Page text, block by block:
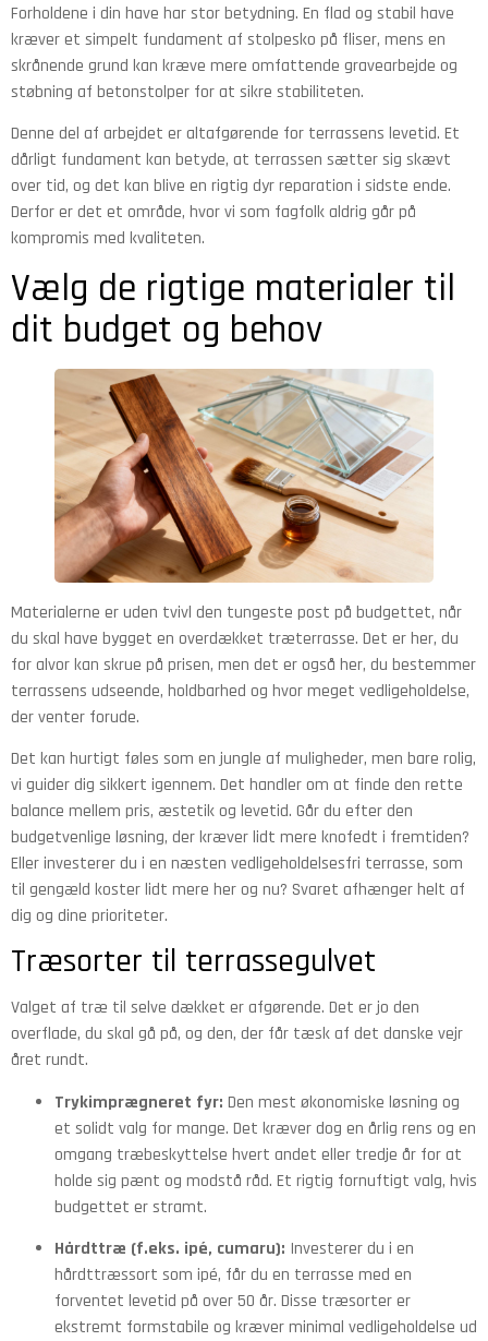
Forholdene i din have har stor betydning. En flad og stabil have
kræver et simpelt fundament af stolpesko på fliser, mens en
skrånende grund kan kræve mere omfattende gravearbejde og
støbning af betonstolper for at sikre stabiliteten.
Denne del af arbejdet er altafgørende for terrassens levetid. Et
dårligt fundament kan betyde, at terrassen sætter sig skævt
over tid, og det kan blive en rigtig dyr reparation i sidste ende.
Derfor er det et område, hvor vi som fagfolk aldrig går på
kompromis med kvaliteten.
Vælg de rigtige materialer til
dit budget og behov
Materialerne er uden tvivl den tungeste post på budgettet, når
du skal have bygget en overdækket træterrasse. Det er her, du
for alvor kan skrue på prisen, men det er også her, du bestemmer
terrassens udseende, holdbarhed og hvor meget vedligeholdelse,
der venter forude.
Det kan hurtigt føles som en jungle af muligheder, men bare rolig,
vi guider dig sikkert igennem. Det handler om at finde den rette
balance mellem pris, æstetik og levetid. Går du efter den
budgetvenlige løsning, der kræver lidt mere knofedt i fremtiden?
Eller investerer du i en næsten vedligeholdelsesfri terrasse, som
til gengæld koster lidt mere her og nu? Svaret afhænger helt af
dig og dine prioriteter.
Træsorter til terrassegulvet
Valget af træ til selve dækket er afgørende. Det er jo den
overflade, du skal gå på, og den, der får tæsk af det danske vejr
året rundt.
Trykimprægneret fyr: Den mest økonomiske løsning og
et solidt valg for mange. Det kræver dog en årlig rens og en
omgang træbeskyttelse hvert andet eller tredje år for at
holde sig pænt og modstå råd. Et rigtig fornuftigt valg, hvis
budgettet er stramt.
Hårdttræ (f.eks. ipé, cumaru): Investerer du i en
hårdttræssort som ipé, får du en terrasse med en
forventet levetid på over 50 år. Disse træsorter er
ekstremt formstabile og kræver minimal vedligeholdelse ud